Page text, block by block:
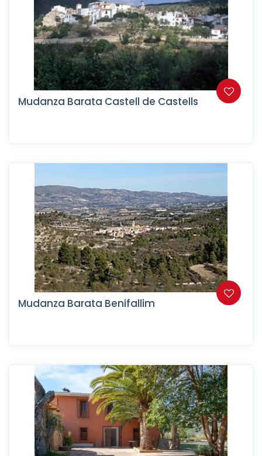
Mudanza Barata Castell de Castells
Mudanza Barata Benifallim